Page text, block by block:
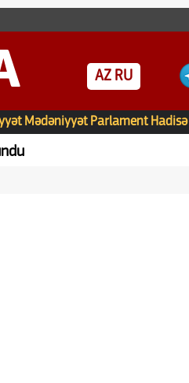
AZ RU
Mədəniyyət Parlament Hadisə